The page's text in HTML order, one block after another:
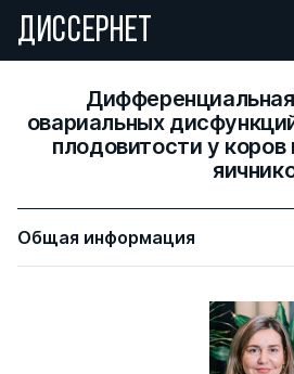
ДИССЕРНЕТ
овариальных
плодовитости у коров
Общая информация